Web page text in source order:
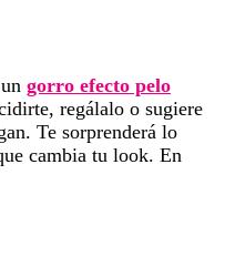
gorro efecto pelo
regálalo o sugiere
Te sorprenderá lo
cambia tu look. En